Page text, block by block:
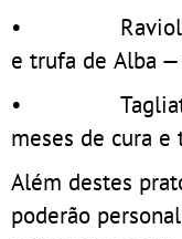
• Raviolo de
e trufa de Alba
• Tagliatelle
meses de cura
Além destes
poderão